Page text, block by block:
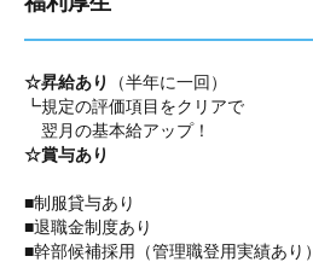
☆昇給あり
（半年に一回）
┗規定の評価項目をクリアで
翌月の基本給アップ！
☆賞与あり
■制服貸与あり
■退職金制度あり
■幹部候補採用（管理職登用実績あり）